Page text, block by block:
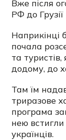
Вже після
РФ до
Наприкінці
почала
та
додому, до
Там їм
триразове
програма
нею
українців.